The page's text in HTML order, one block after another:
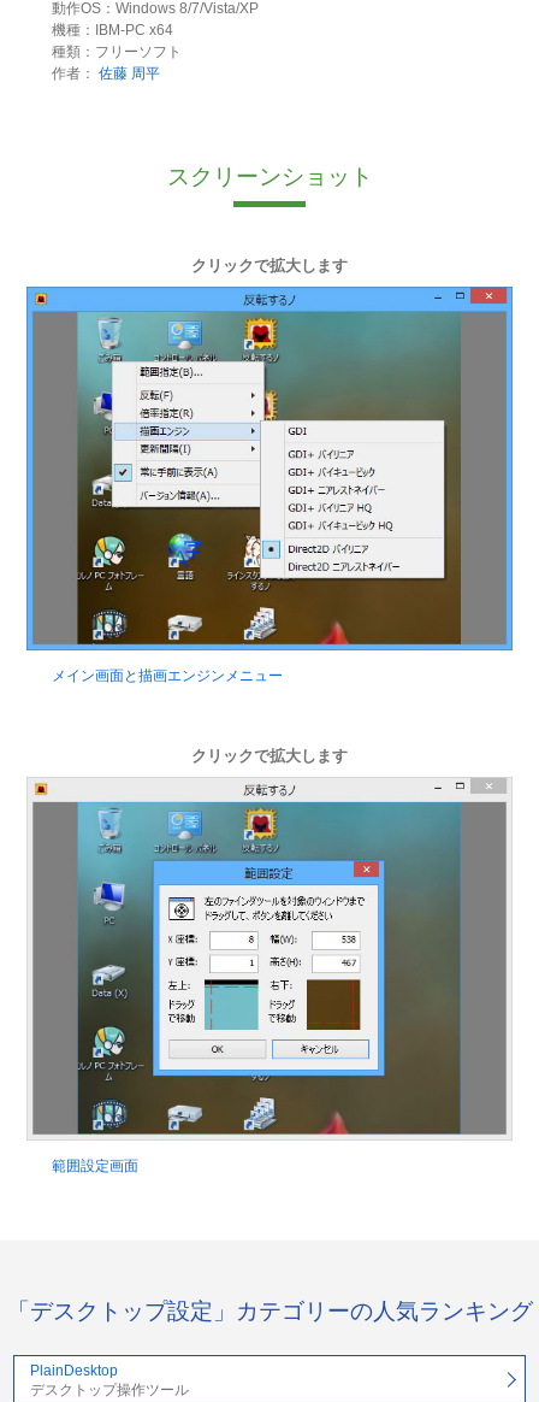
動作OS：Windows 8/7/Vista/XP
機種：IBM-PC x64
種類：フリーソフト
作者： 佐藤 周平
スクリーンショット
クリックで拡大します
メイン画面と描画エンジンメニュー
クリックで拡大します
範囲設定画面
「デスクトップ設定」カテゴリーの人気ランキング
PlainDesktop
デスクトップ操作ツール